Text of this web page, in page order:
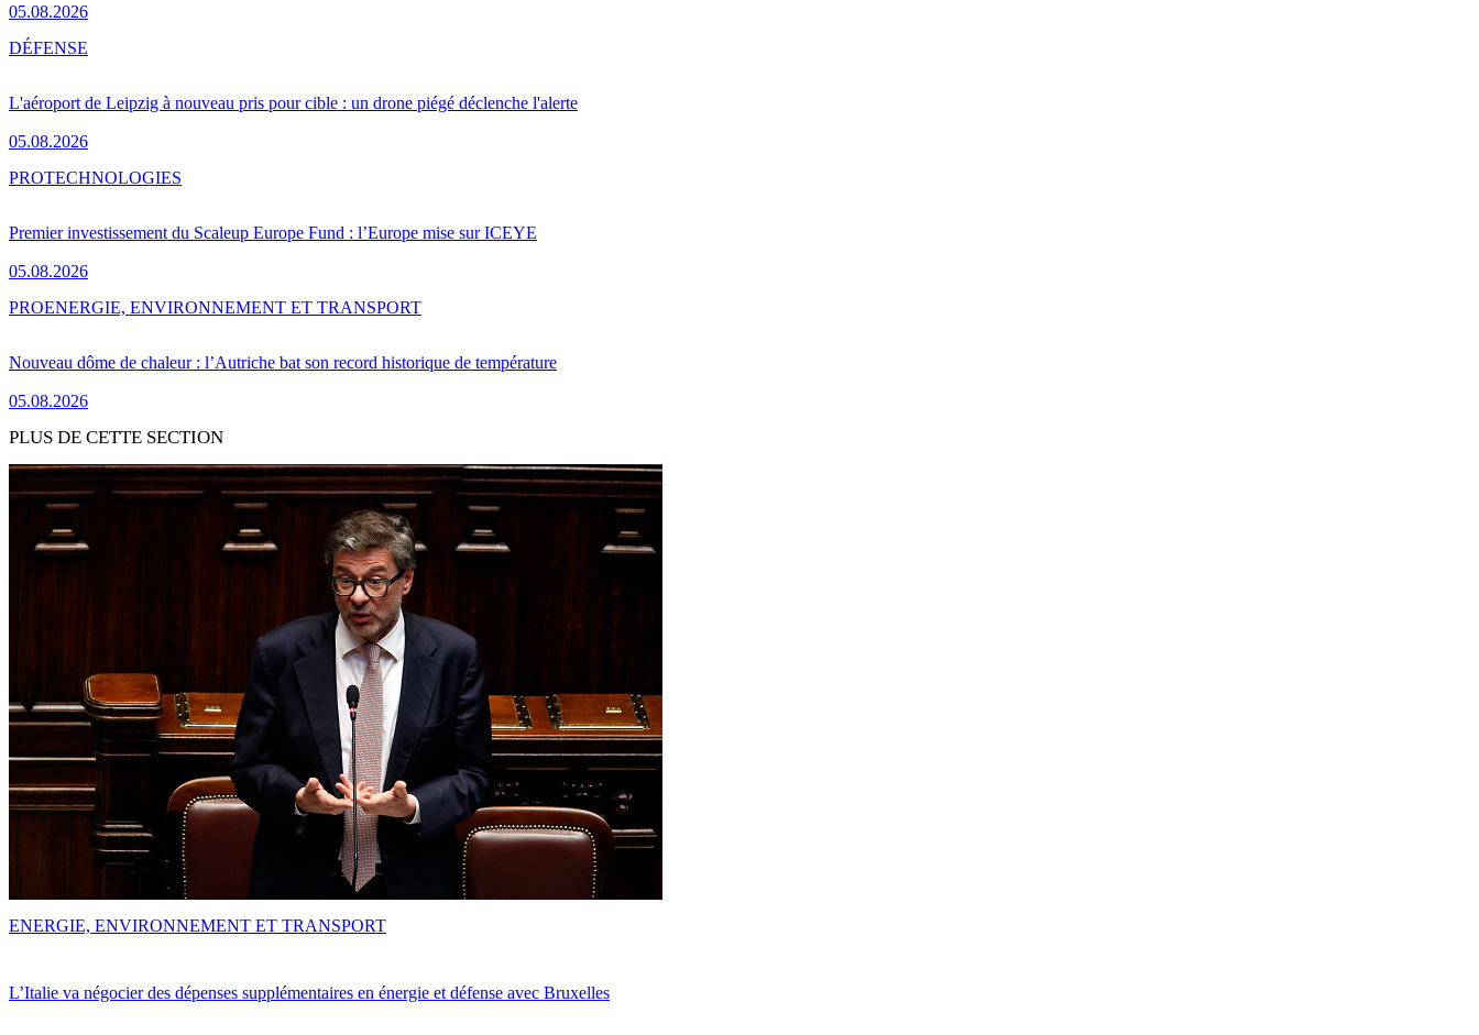
05.08.2026
L'aéroport de Leipzig à nouveau pris pour cible : un drone piégé déclenche l'alerte
05.08.2026
DÉFENSE
Premier investissement du Scaleup Europe Fund : l’Europe mise sur ICEYE
05.08.2026
PROTECHNOLOGIES
Nouveau dôme de chaleur : l’Autriche bat son record historique de température
05.08.2026
PROENERGIE, ENVIRONNEMENT ET TRANSPORT
PLUS DE CETTE SECTION
L’Italie va négocier des dépenses supplémentaires en énergie et défense avec Bruxelles
ENERGIE, ENVIRONNEMENT ET TRANSPORT